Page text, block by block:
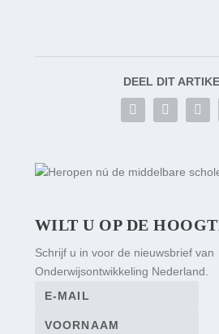
DEEL DIT
WILT U OP DE
Schrijf u in voor de nieuwsbrief van
Onderwijsontwikkeling Nederland.